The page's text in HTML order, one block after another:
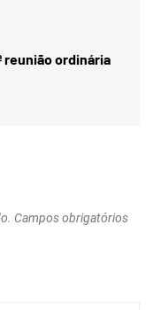
reunião ordinária
Campos obrigatórios